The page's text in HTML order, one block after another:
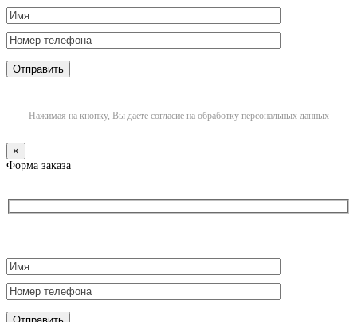
Нажимая на кнопку, Вы даете согласие на обработку персональных данных
×
Форма заказа